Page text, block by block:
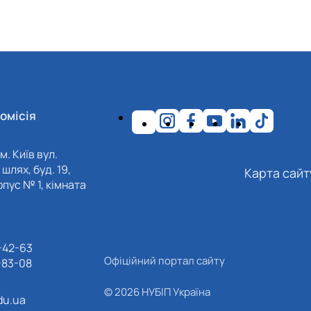
Київ вул.
буд. 19,
№ 1, кімната
63
08
Карта
Офіційний портал сайту
© 2026 НУБІП Україна